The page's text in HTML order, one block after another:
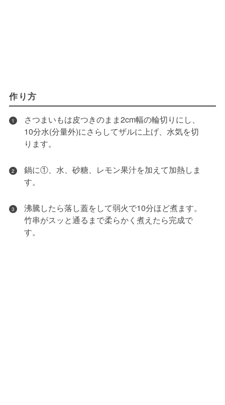
作り方
1
さつまいもは皮つきのまま2cm幅の輪切りにし、
10分水(分量外)にさらしてザルに上げ、水気を切
ります。
2
鍋に①、水、砂糖、レモン果汁を加えて加熱しま
す。
3
沸騰したら落し蓋をして弱火で10分ほど煮ます。
竹串がスッと通るまで柔らかく煮えたら完成で
す。